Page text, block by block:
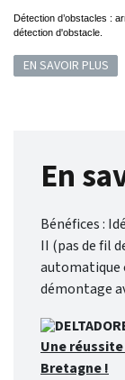
Détection d’obstacles :
détection d'obstacle.
EN SAVOIR PLUS
En
Bénéfices :
II (pas de fil
automatique
démontage
Une
Bretagne !